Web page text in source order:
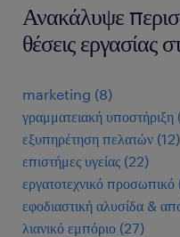
Ανακάλυψε
θέσεις
marketing (8)
γραμματειακή υποστήριξη
εξυπηρέτηση πελατών (12)
επιστήμες υγείας (22)
εργατοτεχνικό προσωπικό
εφοδιαστική αλυσίδα &
λιανικό εμπόριο (27)